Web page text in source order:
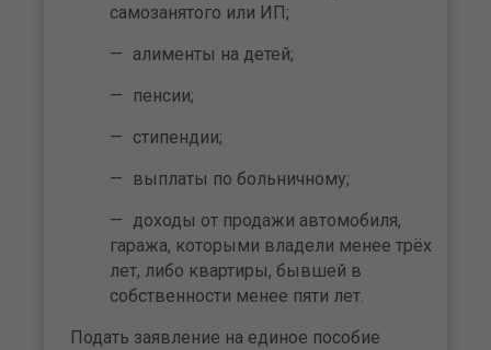
самозанятого или ИП;
алименты на детей;
пенсии;
стипендии;
выплаты по больничному;
доходы от продажи автомобиля,
гаража, которыми владели менее трёх
лет, либо квартиры, бывшей в
собственности менее пяти лет.
Подать заявление на единое пособие